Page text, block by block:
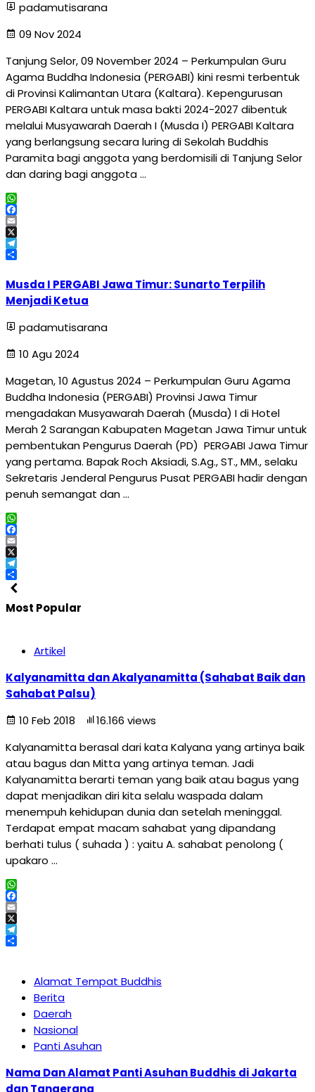
padamutisarana
09 Nov 2024
Tanjung Selor, 09 November 2024 – Perkumpulan Guru
Agama Buddha Indonesia (PERGABI) kini resmi terbentuk
di Provinsi Kalimantan Utara (Kaltara). Kepengurusan
PERGABI Kaltara untuk masa bakti 2024-2027 dibentuk
melalui Musyawarah Daerah I (Musda I) PERGABI Kaltara
yang berlangsung secara luring di Sekolah Buddhis
Paramita bagi anggota yang berdomisili di Tanjung Selor
dan daring bagi anggota …
WhatsApp
Facebook
Email
X
Telegram
Musda I PERGABI Jawa Timur: Sunarto Terpilih
Menjadi Ketua
padamutisarana
10 Agu 2024
Magetan, 10 Agustus 2024 – Perkumpulan Guru Agama
Buddha Indonesia (PERGABI) Provinsi Jawa Timur
mengadakan Musyawarah Daerah (Musda) I di Hotel
Merah 2 Sarangan Kabupaten Magetan Jawa Timur untuk
pembentukan Pengurus Daerah (PD) PERGABI Jawa Timur
yang pertama. Bapak Roch Aksiadi, S.Ag., ST., MM., selaku
Sekretaris Jenderal Pengurus Pusat PERGABI hadir dengan
penuh semangat dan …
WhatsApp
Facebook
Email
X
Telegram
Share
Most Popular
Artikel
Kalyanamitta dan Akalyanamitta (Sahabat Baik dan
Sahabat Palsu)
10 Feb 2018
16.166 views
Kalyanamitta berasal dari kata Kalyana yang artinya baik
atau bagus dan Mitta yang artinya teman. Jadi
Kalyanamitta berarti teman yang baik atau bagus yang
dapat menjadikan diri kita selalu waspada dalam
menempuh kehidupan dunia dan setelah meninggal.
Terdapat empat macam sahabat yang dipandang
berhati tulus ( suhada ) : yaitu A. sahabat penolong (
upakaro …
WhatsApp
Facebook
Email
X
Telegram
Alamat Tempat Buddhis
Berita
Daerah
Nasional
Panti Asuhan
Nama Dan Alamat Panti Asuhan Buddhis di Jakarta
dan Tangerang